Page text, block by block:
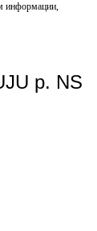
информации,
p. NS